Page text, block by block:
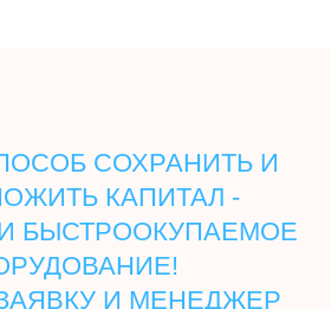
СОХРАНИТЬ И
КАПИТАЛ -
БЫСТРООКУПАЕМОЕ
И МЕНЕДЖЕР